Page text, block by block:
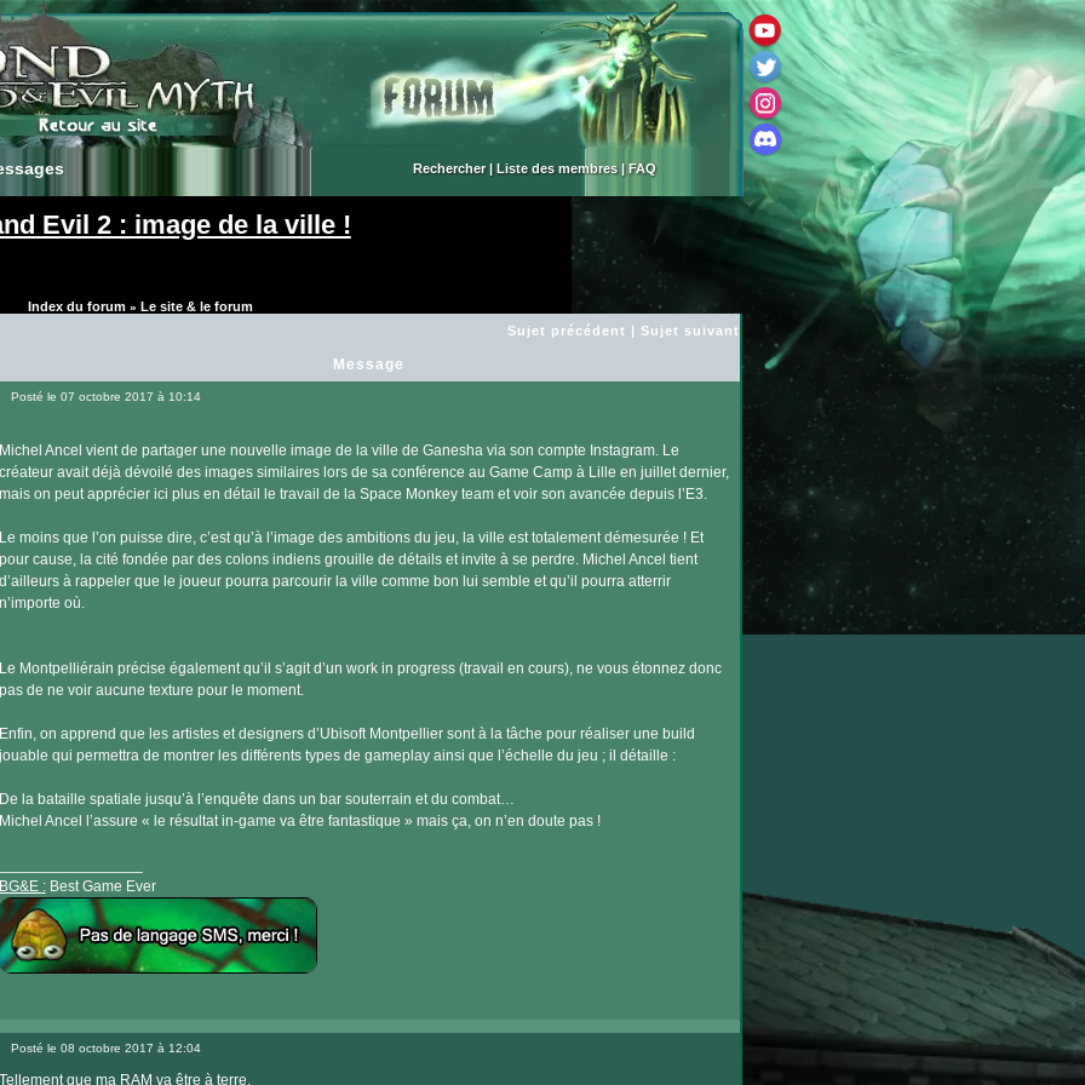
Rechercher| Liste des membres|FAQ
Evil 2 : image de la ville !
Index du forum» Le site & le forum
Sujet précédent | Sujet suivant
Message
Posté le 07 octobre 2017 à 10:14
Michel Ancel vient de partager une nouvelle image de la ville de Ganesha via son compte Instagram. Le
créateur avait déjà dévoilé des images similaires lors de sa conférence au Game Camp à Lille en juillet dernier,
mais on peut apprécier ici plus en détail le travail de la Space Monkey team et voir son avancée depuis l’E3.
Le moins que l’on puisse dire, c’est qu’à l’image des ambitions du jeu, la ville est totalement démesurée ! Et
pour cause, la cité fondée par des colons indiens grouille de détails et invite à se perdre. Michel Ancel tient
d’ailleurs à rappeler que le joueur pourra parcourir la ville comme bon lui semble et qu’il pourra atterrir
n’importe où.
Le Montpelliérain précise également qu’il s’agit d’un work in progress (travail en cours), ne vous étonnez donc
pas de ne voir aucune texture pour le moment.
Enfin, on apprend que les artistes et designers d’Ubisoft Montpellier sont à la tâche pour réaliser une build
jouable qui permettra de montrer les différents types de gameplay ainsi que l’échelle du jeu ; il détaille :
De la bataille spatiale jusqu’à l’enquête dans un bar souterrain et du combat…
Michel Ancel l’assure « le résultat in-game va être fantastique » mais ça, on n’en doute pas !
BG&E :Best Game Ever
le
site
Posté le 08 octobre 2017 à 12:04
Tellement que ma RAM va être à terre.